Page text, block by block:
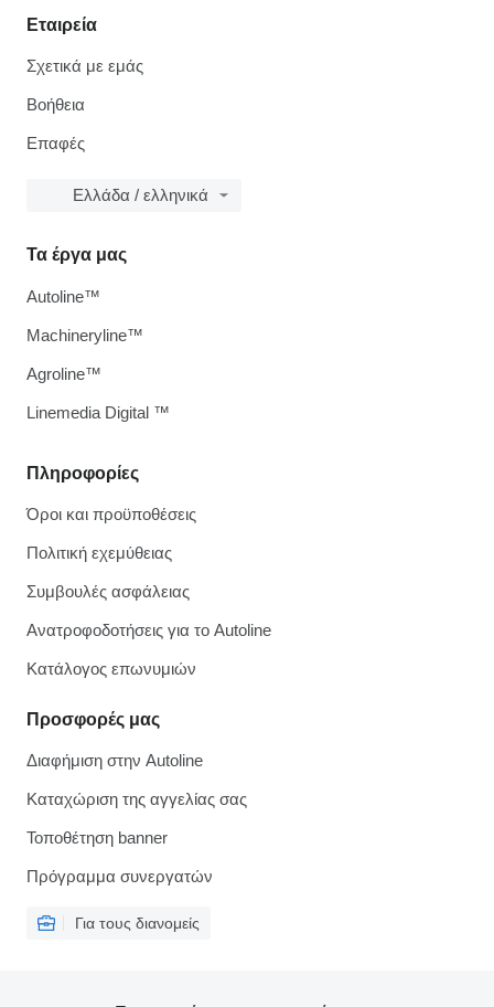
Εταιρεία
Σχετικά με εμάς
Βοήθεια
Επαφές
Ελλάδα / ελληνικά
Πληροφορίες
Όροι και προϋποθέσεις
Πολιτική εχεμύθειας
Συμβουλές ασφάλειας
Ανατροφοδοτήσεις για το Autoline
Κατάλογος επωνυμιών
Προσφορές μας
Διαφήμιση στην Autoline
Καταχώριση της αγγελίας σας
Τοποθέτηση banner
Πρόγραμμα συνεργατών
Για τους διανομείς
Τα έργα μας
Autoline™
Machineryline™
Agroline™
Linemedia Digital ™